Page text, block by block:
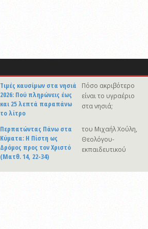
Τιμές καυσίμων στα νησιά
2026: Πού πληρώνεις έως
και 25 λεπτά παραπάνω
το λίτρο
Πόσο ακριβότερο
είναι το υγραέριο
στα νησιά;
Περπατώντας Πάνω στα
Κύματα: Η Πίστη ως
Δρόμος προς τον Χριστό
(Ματθ. 14, 22-34)
του Μιχαήλ Χούλη,
Θεολόγου-
εκπαιδευτικού